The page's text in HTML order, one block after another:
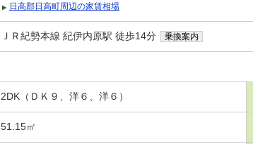
日高郡日高町周辺の家賃相場
ＪＲ紀勢本線 紀伊内原駅 徒歩14分 乗換案内
2DK（ＤＫ９、洋６、洋６）
51.15㎡